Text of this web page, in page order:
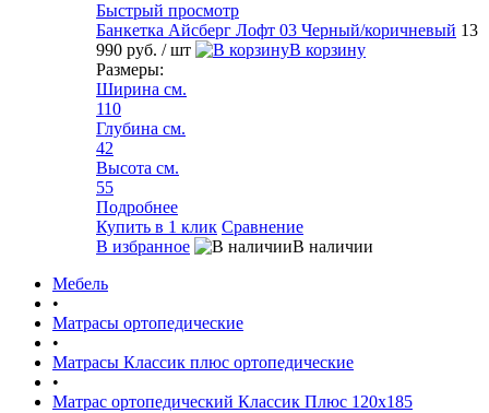
Быстрый просмотр
Банкетка Айсберг Лофт 03 Черный/коричневый 13
990 руб. / шт
В корзину
Размеры:
Ширина см.
110
Глубина см.
42
Высота см.
55
Подробнее
Купить в 1 клик Сравнение
В избранное
В наличии
Мебель
•
Матрасы ортопедические
•
Матрасы Классик плюс ортопедические
•
Матрас ортопедический Классик Плюс 120х185